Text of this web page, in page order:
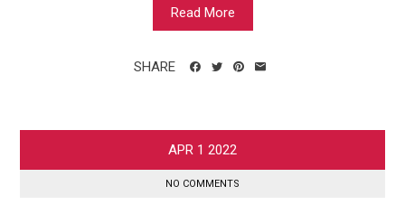
Read More
SHARE
APR 1 2022
NO COMMENTS